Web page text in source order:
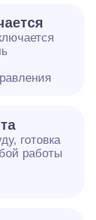
готовка
работы